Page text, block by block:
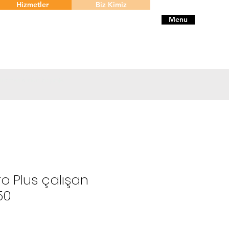
Hizmetler
Biz Kimiz
Menu
Plus çalışan